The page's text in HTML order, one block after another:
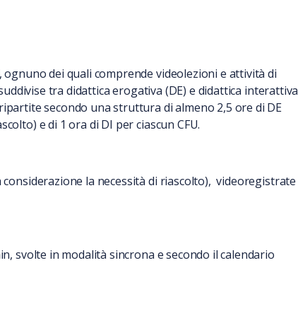
dei quali comprende videolezioni e attività di
tra didattica erogativa (DE) e didattica interattiva
secondo una struttura di almeno 2,5 ore di DE
e di 1 ora di DI per ciascun CFU.
la necessità di riascolto), videoregistrate
svolte in modalità sincrona e secondo il calendario